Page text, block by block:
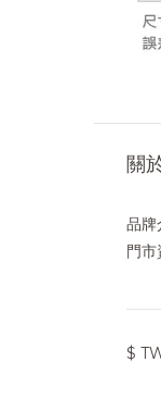
關
品牌
門市
$